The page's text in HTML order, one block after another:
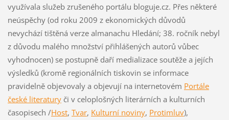
využívala služeb zrušeného portálu bloguje.cz. Přes některé
neúspěchy (od roku 2009 z ekonomických důvodů
nevychází tištěná verze almanachu Hledání; 38. ročník nebyl
z důvodu malého množství přihlášených autorů vůbec
vyhodnocen) se postupně daří medializace soutěže a jejích
výsledků (kromě regionálních tiskovin se informace
pravidelně objevovaly a objevují na internetovém Portále
české literaturyči v celoplošných literárních a kulturních
časopisech /Host, Tvar, Kulturní noviny, Protimluv),